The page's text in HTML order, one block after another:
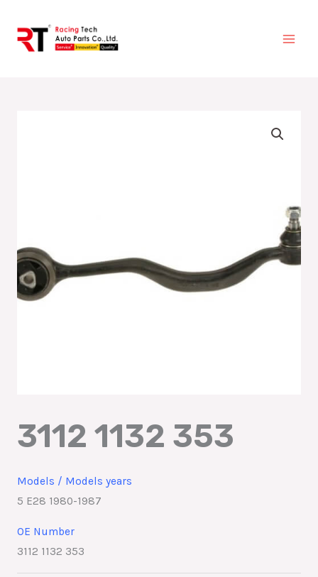
3112 1132 353
Models / Models years
5 E28 1980-1987
OE Number
3112 1132 353